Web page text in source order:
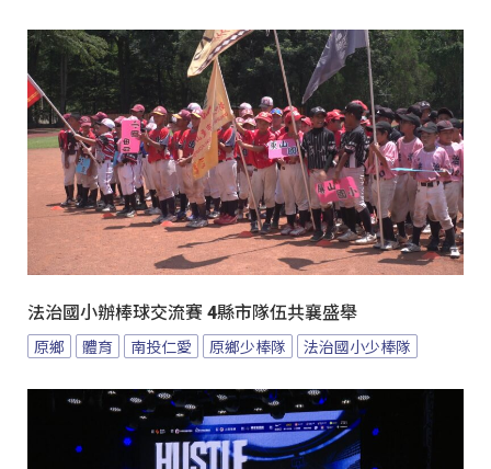
法治國小辦棒球交流賽 4縣市隊伍共襄盛舉
原鄉 體育 南投仁愛 原鄉少棒隊 法治國小少棒隊